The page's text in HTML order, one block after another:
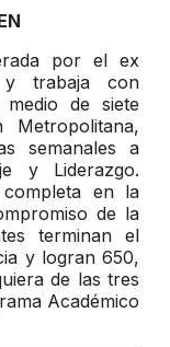
por el ex
y trabaja con
de siete
Metropolitana,
semanales a
y Liderazgo.
en la
de la
terminan el
y logran 650,
de las tres
Académico